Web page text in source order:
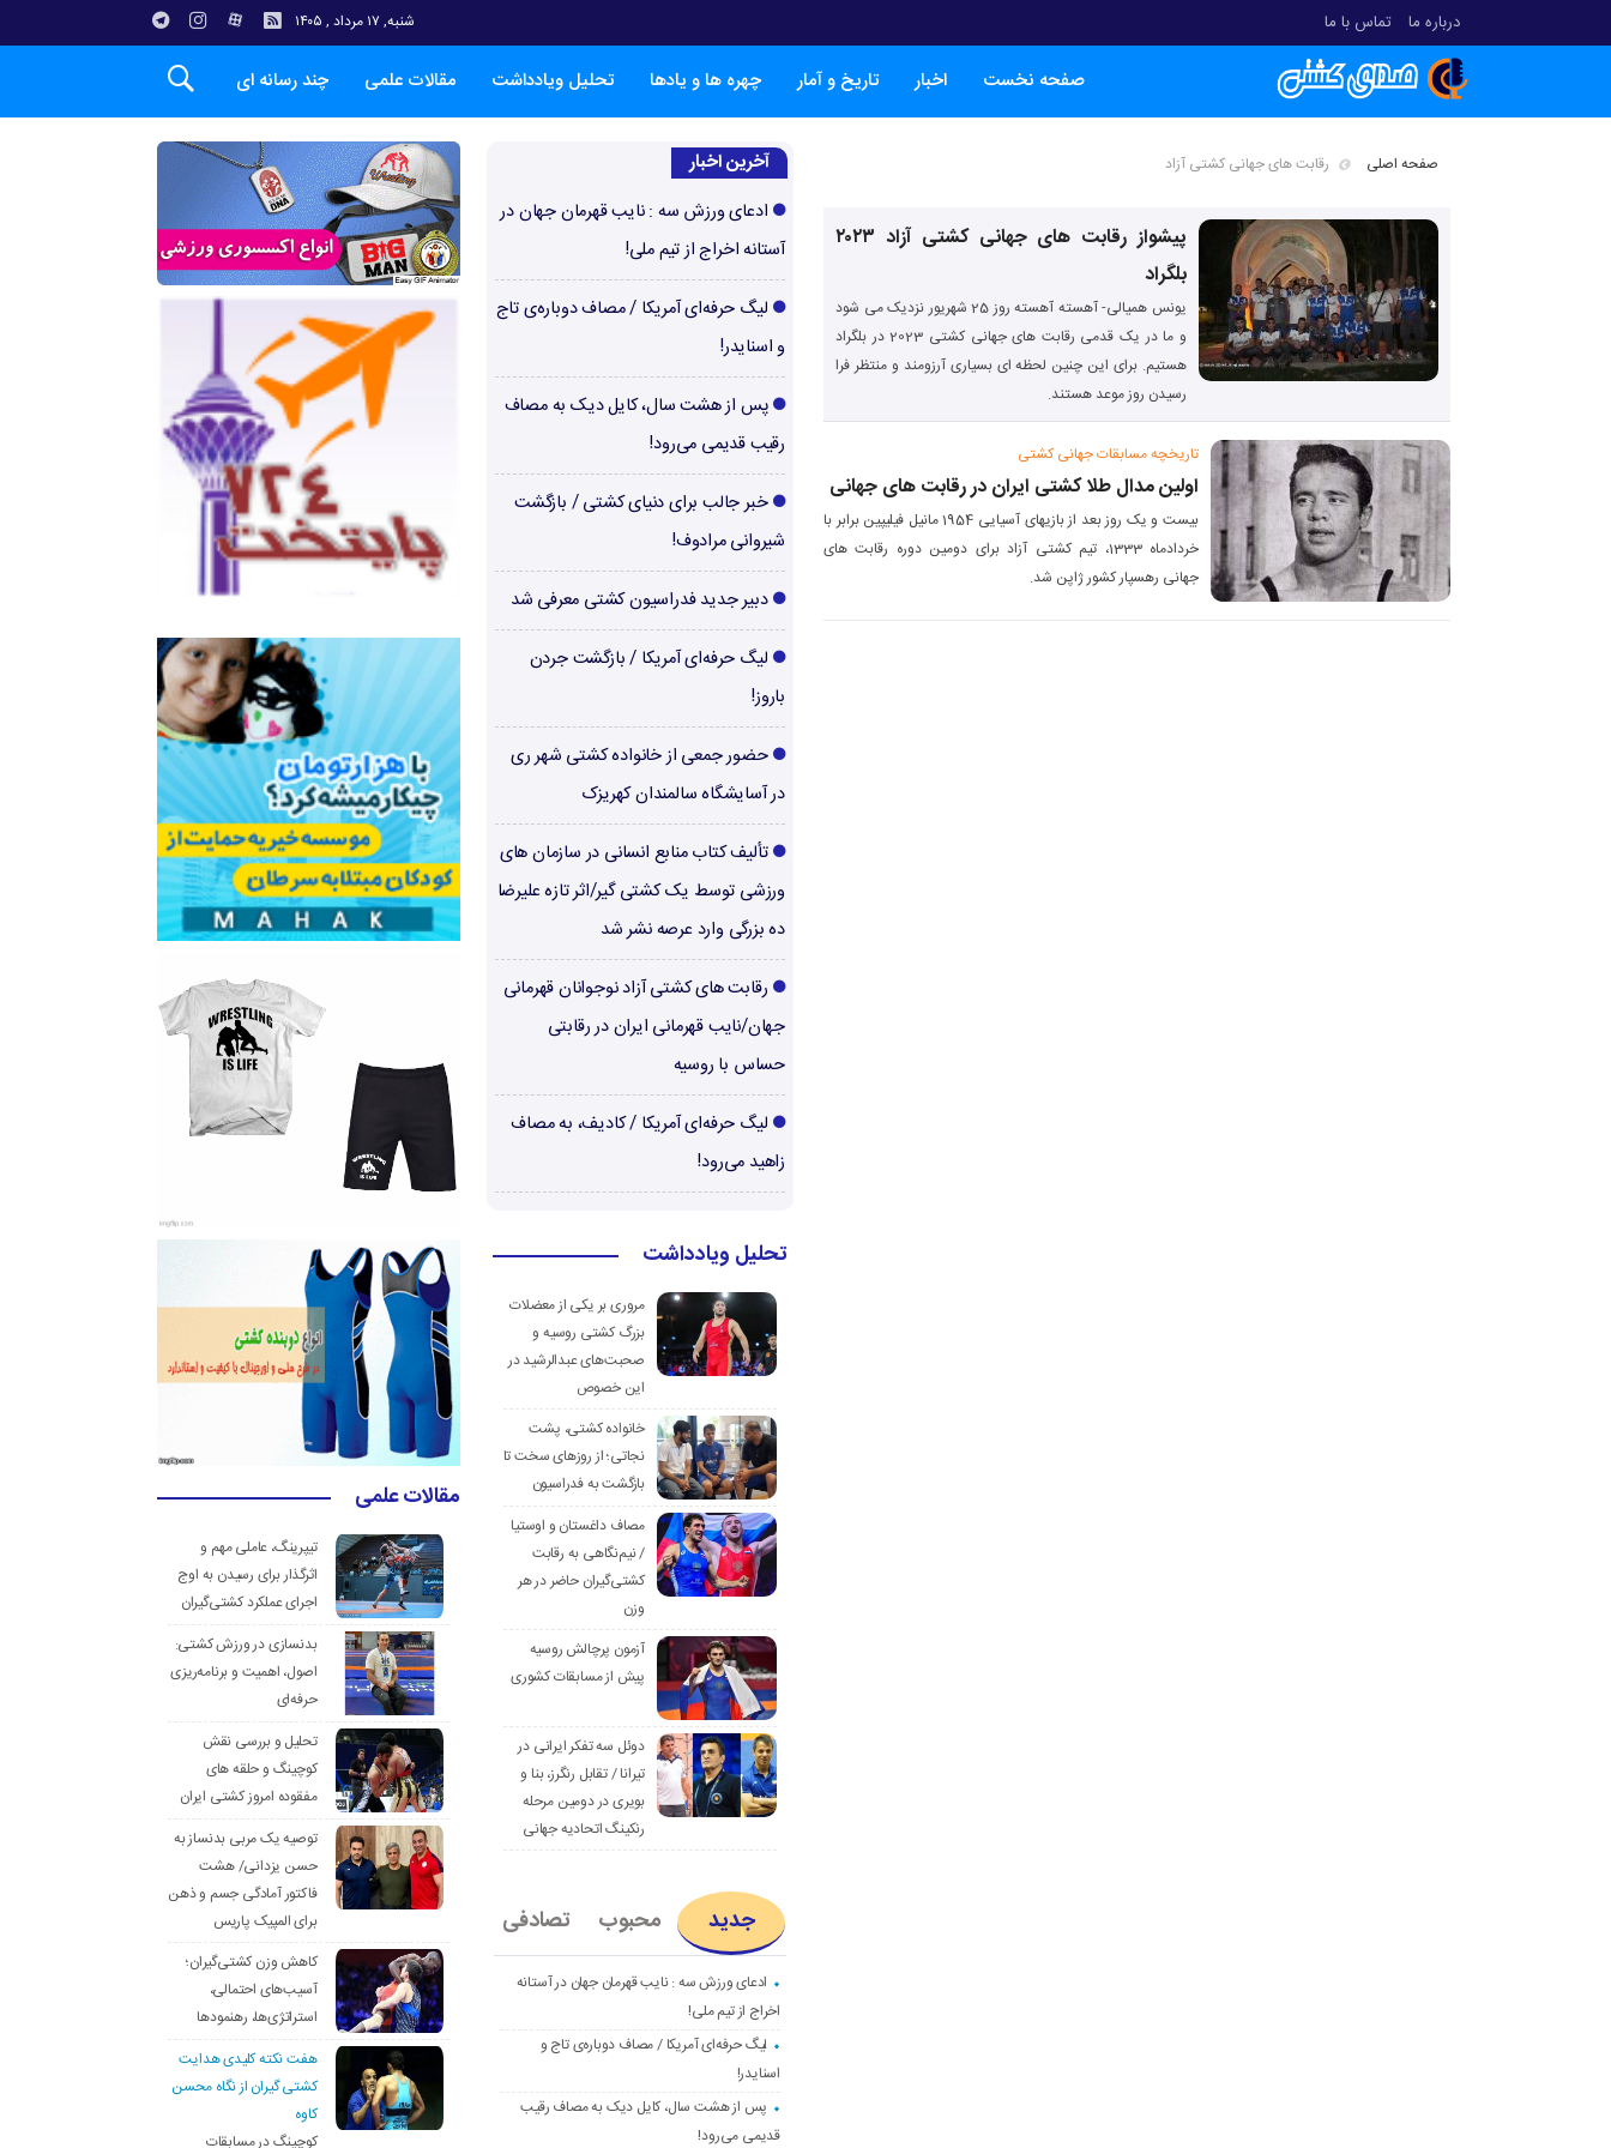
درباره ما تماس با ما شنبه, ۱۷ مرداد , ۱۴۰۵
صفحه نخست اخبار تاریخ و آمار چهره ها و یادها تحلیل ویادداشت مقالات علمی چند رسانه ای
صفحه اصلی رقابت های جهانی کشتی آزاد
پیشواز رقابت های جهانی کشتی آزاد ۲۰۲۳
بلگراد
یونس همیالی- آهسته آهسته روز 25 شهریور نزدیک می شود
و ما در یک قدمی رقابت های جهانی کشتی 2023 در بلگراد
هستیم. برای این چنین لحظه ای بسیاری آرزومند و منتظر فرا
رسیدن روز موعد هستند.
تاریخچه مسابقات جهانی کشتی
اولین مدال طلا کشتی ایران در رقابت های جهانی
بیست و یک روز بعد از بازیهای آسیایی 1954 مانیل فیلیپین برابر با
خردادماه 1333، تیم کشتی آزاد برای دومین دوره رقابت های
جهانی رهسپار کشور ژاپن شد.
آخرین اخبار
ادعای ورزش سه : نایب قهرمان جهان در
آستانه اخراج از تیم ملی!
لیگ حرفه‌ای آمریکا / مصاف دوباره‌ی تاج
و اسنایدر!
پس از هشت سال، کایل دیک به مصاف
رقیب قدیمی می‌رود!
خبر جالب برای دنیای کشتی / بازگشت
شیروانی مرادوف!
دبیر جدید فدراسیون کشتی معرفی شد
لیگ حرفه‌ای آمریکا / بازگشت جردن
باروز!
حضور جمعی از خانواده کشتی شهر ری
در آسایشگاه سالمندان کهریزک
تألیف کتاب منابع انسانی در سازمان های
ورزشی توسط یک کشتی گیر/اثر تازه علیرضا
ده بزرگی وارد عرصه نشر شد
رقابت های کشتی آزاد نوجوانان قهرمانی
جهان/نایب قهرمانی ایران در رقابتی
حساس با روسیه
لیگ حرفه‌ای آمریکا / کادیف، به مصاف
زاهید می‌رود!
تحلیل ویادداشت
مروری بر یکی از معضلات
بزرگ کشتی روسیه و
صحبت‌های عبدالرشید در
این خصوص
خانواده کشتی، پشت
نجاتی؛ از روزهای سخت تا
بازگشت به فدراسیون
مصاف داغستان و اوستیا
/ نیم‌نگاهی به رقابت
کشتی‌گیران حاضر در هر
وزن
آزمون پرچالش روسیه
پیش از مسابقات کشوری
دوئل سه تفکر ایرانی در
تیرانا / تقابل رنگرز، بنا و
بویری در دومین مرحله
رنکینگ اتحادیه جهانی
جدید محبوب تصادفی
ادعای ورزش سه : نایب قهرمان جهان در آستانه
اخراج از تیم ملی!
لیگ حرفه‌ای آمریکا / مصاف دوباره‌ی تاج و
اسنایدر!
پس از هشت سال، کایل دیک به مصاف رقیب
قدیمی می‌رود!
مقالات علمی
تیپرینگ، عاملی مهم و
اثرگذار برای رسیدن به اوج
اجرای عملکرد کشتی‌گیران
بدنسازی در ورزش کشتی:
اصول، اهمیت و برنامه‌ریزی
حرفه‌ای
تحلیل و بررسی نقش
کوچینگ و حلقه های
مفقوده امروز کشتی ایران
توصیه یک مربی بدنساز به
حسن یزدانی/ هشت
فاکتور آمادگی جسم و ذهن
برای المپیک پاریس
کاهش وزن کشتی‌گیران؛
آسیب‌های احتمالی،
استراتژی‌ها، رهنمودها
هفت نکته کلیدی هدایت
کشتی گیران از نگاه محسن
کاوه
کوچینگ در مسابقات